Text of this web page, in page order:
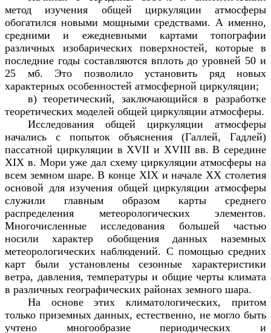
метод изучения общей циркуляции атмосферы
обогатился новыми мощными средствами. А именно,
средними и ежедневными картами топографии
различных изобарических поверхностей, которые в
последние годы составляются вплоть до уровней 50 и
25 мб. Это позволило установить ряд новых
характерных особенностей атмосферной циркуляции;
в) теоретический, заключающийся в разработке
теоретических моделей общей циркуляции атмосферы.
Исследования общей циркуляции атмосферы
начались с попыток объяснения (Галлей, Гадлей)
пассатной циркуляции в XVII и XVIII вв. В середине
XIX в. Мори уже дал схему циркуляции атмосферы на
всем земном шаре. В конце XIX и начале XXстолетия
основой для изучения общей циркуляции атмосферы
служили главным образом карты среднего
распределения метеорологических элементов.
Многочисленные исследования большей частью
носили характер обобщения данных наземных
метеорологических наблюдений. С помощью средних
карт были установлены сезонные характеристики
ветра, давления, температуры и общие черты климата
в различных географических районах земного шара.
На основе этих климатологических, притом
только приземных данных, естественно, не могло быть
учтено многообразие периодических и